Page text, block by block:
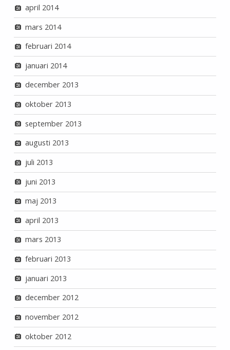
april 2014
mars 2014
februari 2014
januari 2014
december 2013
oktober 2013
september 2013
augusti 2013
juli 2013
juni 2013
maj 2013
april 2013
mars 2013
februari 2013
januari 2013
december 2012
november 2012
oktober 2012